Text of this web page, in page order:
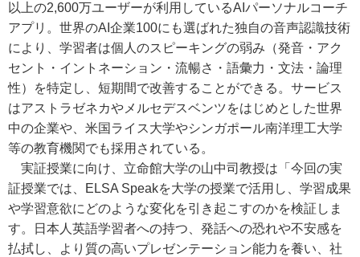
以上の2,600万ユーザーが利用しているAIパーソナルコーチ
アプリ。世界のAI企業100にも選ばれた独自の音声認識技術
により、学習者は個人のスピーキングの弱み（発音・アク
セント・イントネーション・流暢さ・語彙力・文法・論理
性）を特定し、短期間で改善することができる。サービス
はアストラゼネカやメルセデスベンツをはじめとした世界
中の企業や、米国ライス大学やシンガポール南洋理工大学
等の教育機関でも採用されている。
実証授業に向け、立命館大学の山中司教授は「今回の実
証授業では、ELSA Speakを大学の授業で活用し、学習成果
や学習意欲にどのような変化を引き起こすのかを検証しま
す。日本人英語学習者への持つ、発話への恐れや不安感を
払拭し、より質の高いプレゼンテーション能力を養い、社